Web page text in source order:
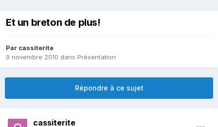
Et un breton de plus!
Par cassiterite
9 novembre 2010 dans Présentation
Répondre à ce sujet
cassiterite